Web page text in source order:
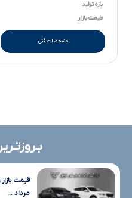
بازه تولید
قیمت بازار
مشخصات فنی
قیمت
مرداد ...